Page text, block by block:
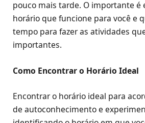
pouco mais tarde. O importante é
horário que funcione para você e
tempo para fazer as atividades
importantes.
Como Encontrar o Horário Ideal
Encontrar o horário ideal para
de autoconhecimento e